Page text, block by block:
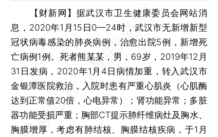
【财新网】据武汉市卫生健康委员会网站消
息，2020年1月15日0—24时，武汉市无新增新型
冠状病毒感染的肺炎病例，治愈出院5例，新增死
亡病例1例。死者熊某某，男，69岁，2019年12月
31日发病，2020年1月4日病情加重，转入武汉市
金银潭医院救治，入院时患有严重心肌炎（心肌酶
达到正常值20倍，心电异常）；肾功能异常；多脏
器功能受损严重；胸部CT提示肺纤维病灶及胸水、
胸膜增厚，考虑有肺结核、胸膜结核疾病，于1月